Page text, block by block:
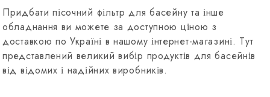
Придбати пісочний фільтр для басейну та інше
обладнання ви можете за доступною ціною з
доставкою по Україні в нашому інтернет-магазині. Тут
представлений великий вибір продуктів для басейнів
від відомих і надійних виробників.